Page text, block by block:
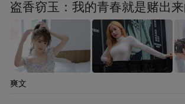
盗香窃玉：我的青春就是赌出
爽文